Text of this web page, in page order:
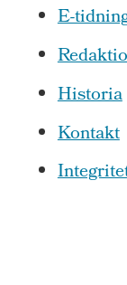
E-
Historia
Kontakt